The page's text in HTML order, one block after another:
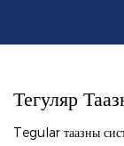
Тегуляр
Tegular таазны